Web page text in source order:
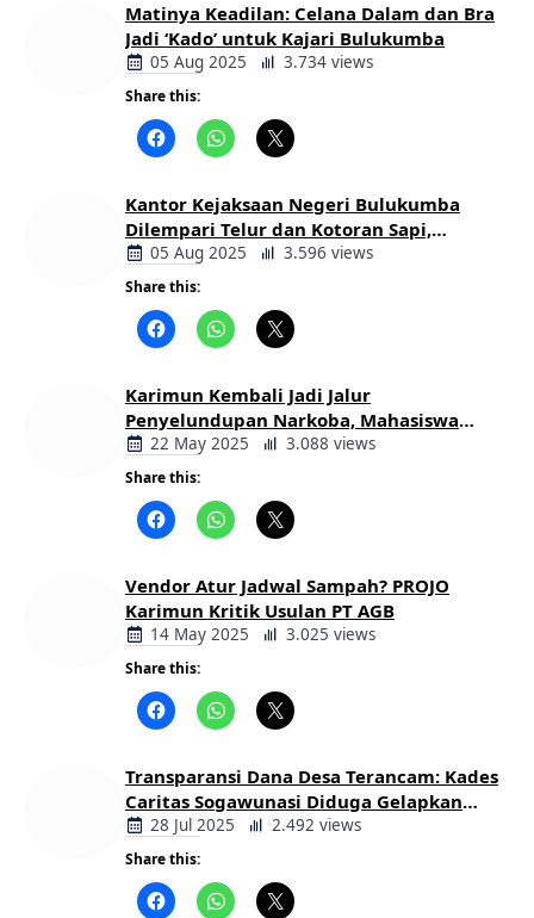
Matinya Keadilan: Celana Dalam dan Bra
Jadi ‘Kado’ untuk Kajari Bulukumba
05 Aug 2025 3.734 views
Share this:
Kantor Kejaksaan Negeri Bulukumba
Dilempari Telur dan Kotoran Sapi,
Keluarga Korban Lakalantas Tuntut
Keadilan
05 Aug 2025 3.596 views
Share this:
Karimun Kembali Jadi Jalur
Penyelundupan Narkoba, Mahasiswa
Desak Pemkab dan Aparat Bertindak
Tegas
22 May 2025 3.088 views
Share this:
Vendor Atur Jadwal Sampah? PROJO
Karimun Kritik Usulan PT AGB
14 May 2025 3.025 views
Share this:
Transparansi Dana Desa Terancam: Kades
Caritas Sogawunasi Diduga Gelapkan
Bantuan untuk Warga
28 Jul 2025 2.492 views
Share this: